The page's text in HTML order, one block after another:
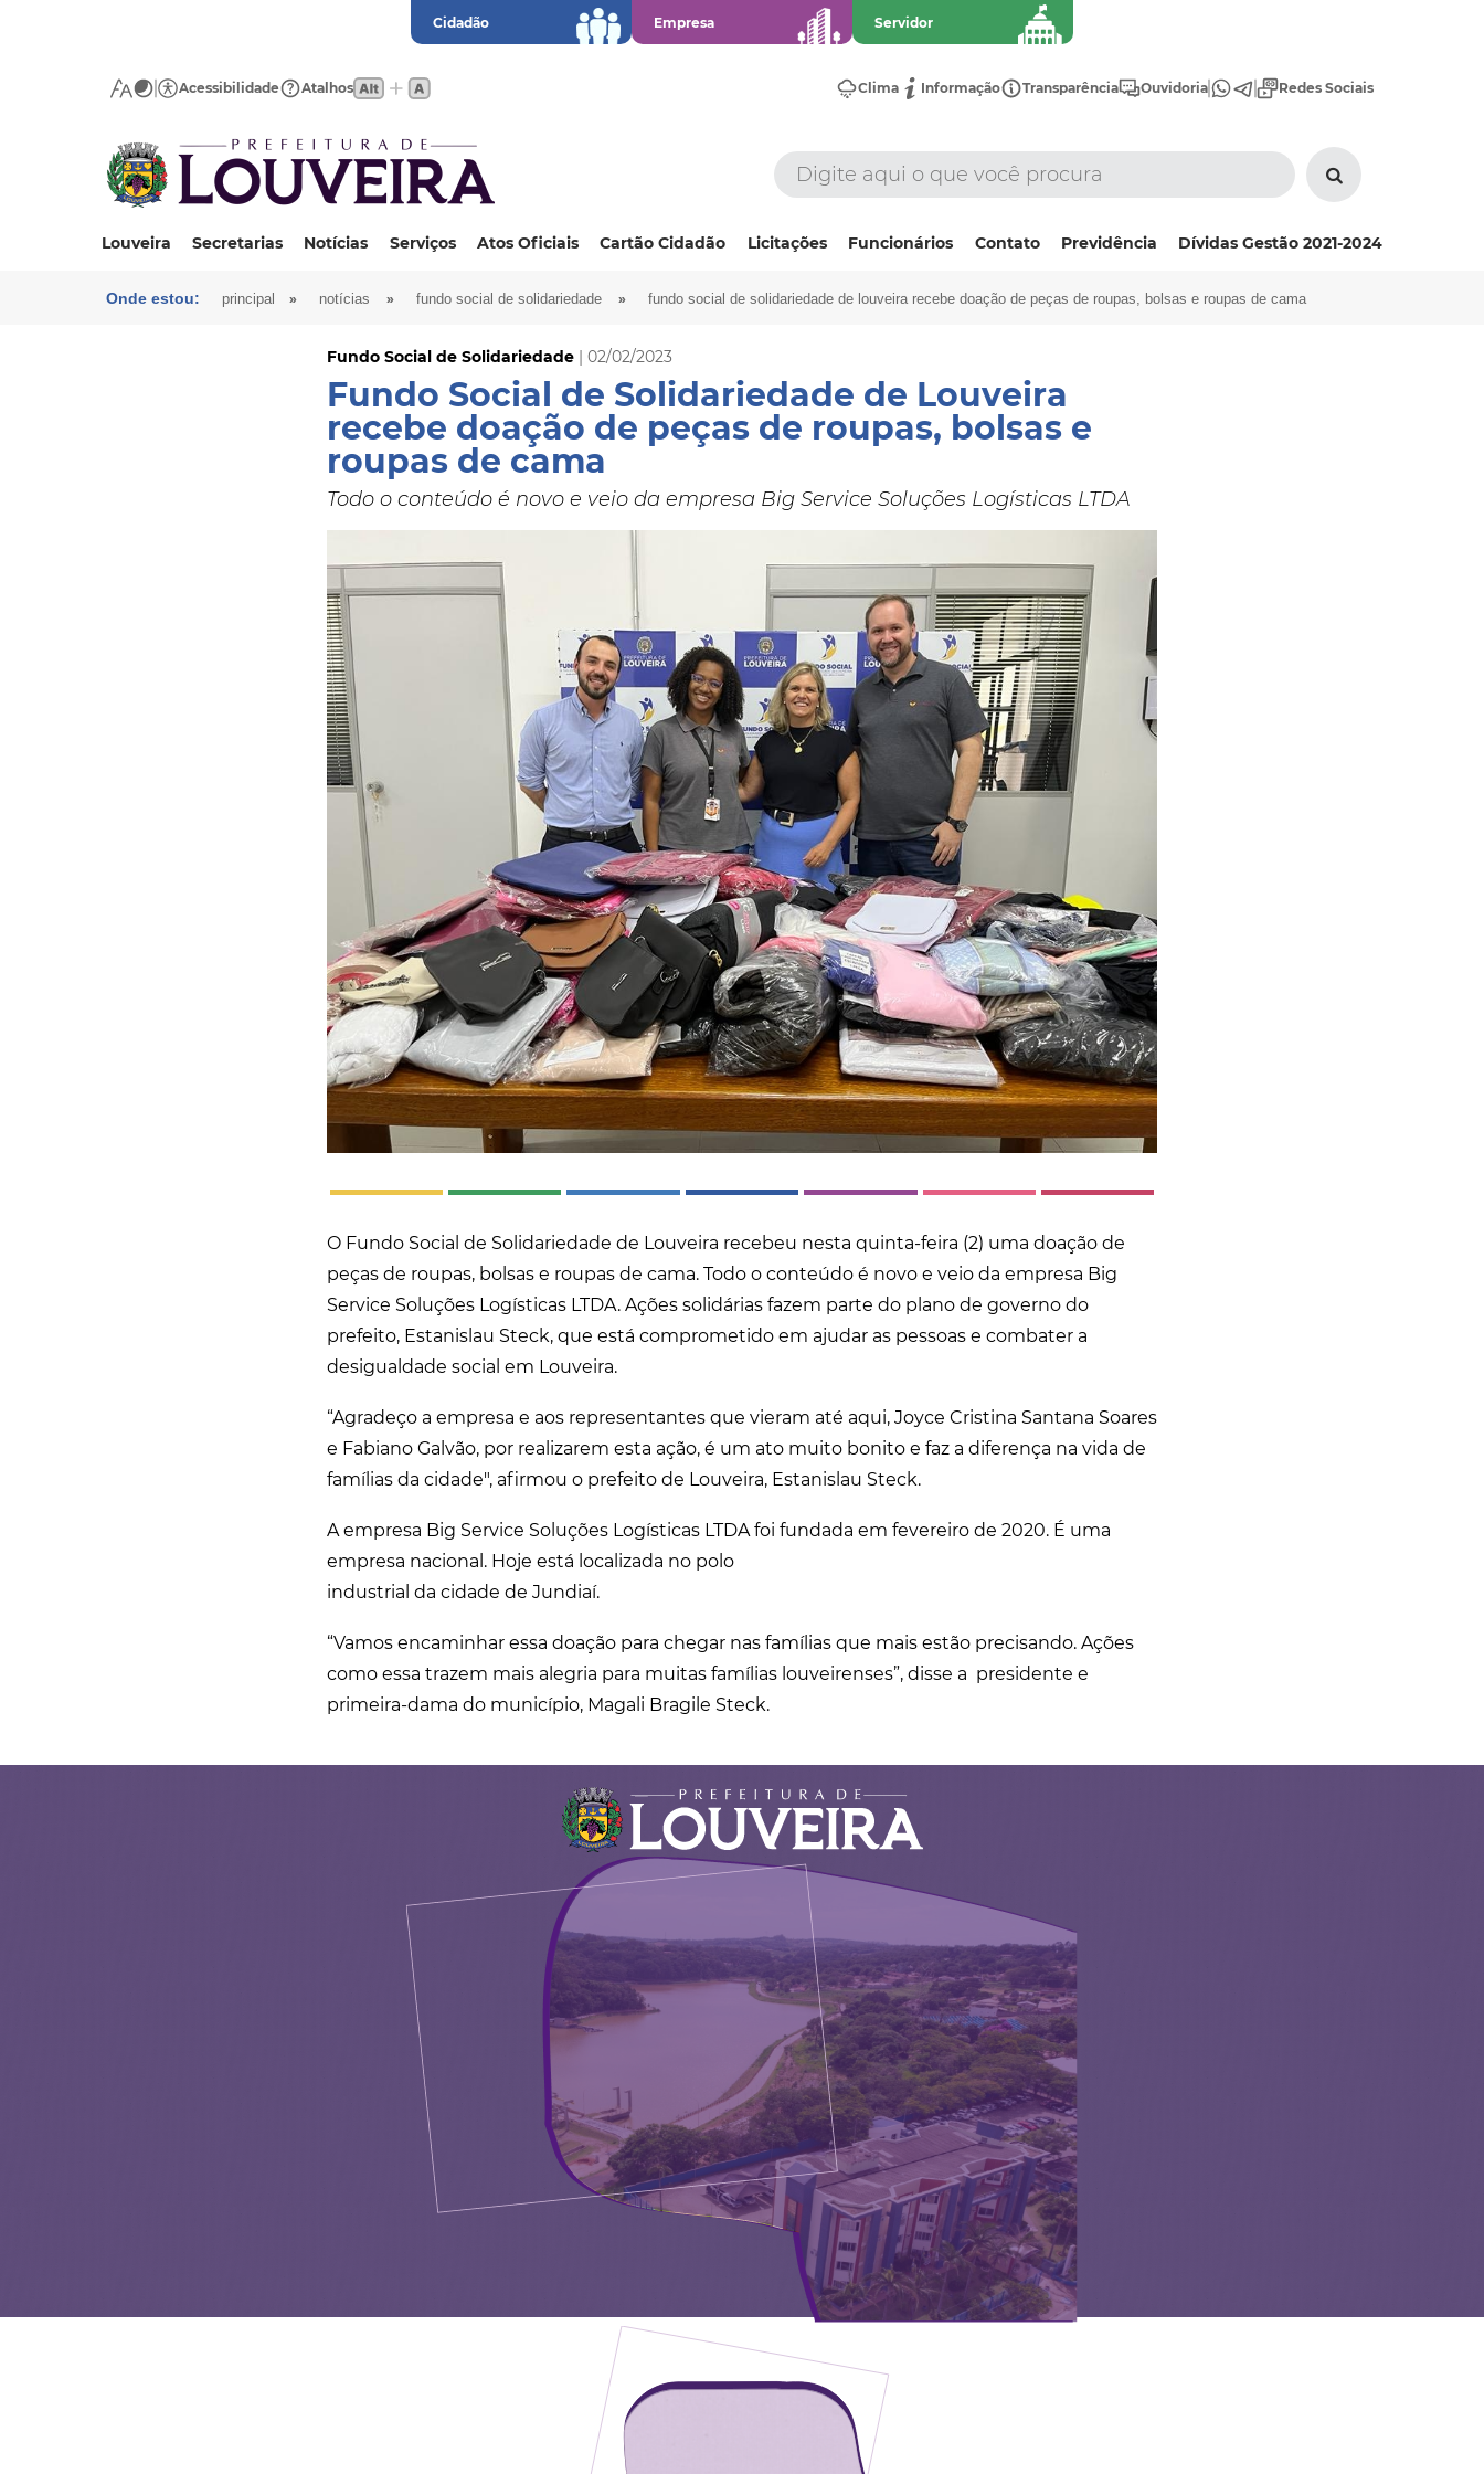
Cidadão Empresa Servidor
Acessibilidade Atalhos Clima Informação Transparência Ouvidoria Redes Sociais
Louveira Secretarias Notícias Serviços Atos Oficiais Cartão Cidadão Licitações Funcionários Contato Previdência Dívidas Gestão 2021-2024
Onde estou: principal » notícias » fundo social de solidariedade » fundo social de solidariedade de louveira recebe doação de peças de roupas, bolsas e roupas de cama
Fundo Social de Solidariedade | 02/02/2023
Fundo Social de Solidariedade de Louveira
recebe doação de peças de roupas, bolsas e
roupas de cama
Todo o conteúdo é novo e veio da empresa Big Service Soluções Logísticas LTDA
O Fundo Social de Solidariedade de Louveira recebeu nesta quinta-feira (2) uma doação de
peças de roupas, bolsas e roupas de cama. Todo o conteúdo é novo e veio da empresa Big
Service Soluções Logísticas LTDA. Ações solidárias fazem parte do plano de governo do
prefeito, Estanislau Steck, que está comprometido em ajudar as pessoas e combater a
desigualdade social em Louveira.
“Agradeço a empresa e aos representantes que vieram até aqui, Joyce Cristina Santana Soares
e Fabiano Galvão, por realizarem esta ação, é um ato muito bonito e faz a diferença na vida de
famílias da cidade", afirmou o prefeito de Louveira, Estanislau Steck.
A empresa Big Service Soluções Logísticas LTDA foi fundada em fevereiro de 2020. É uma
empresa nacional. Hoje está localizada no polo
industrial da cidade de Jundiaí.
“Vamos encaminhar essa doação para chegar nas famílias que mais estão precisando. Ações
como essa trazem mais alegria para muitas famílias louveirenses”, disse a presidente e
primeira-dama do município, Magali Bragile Steck.